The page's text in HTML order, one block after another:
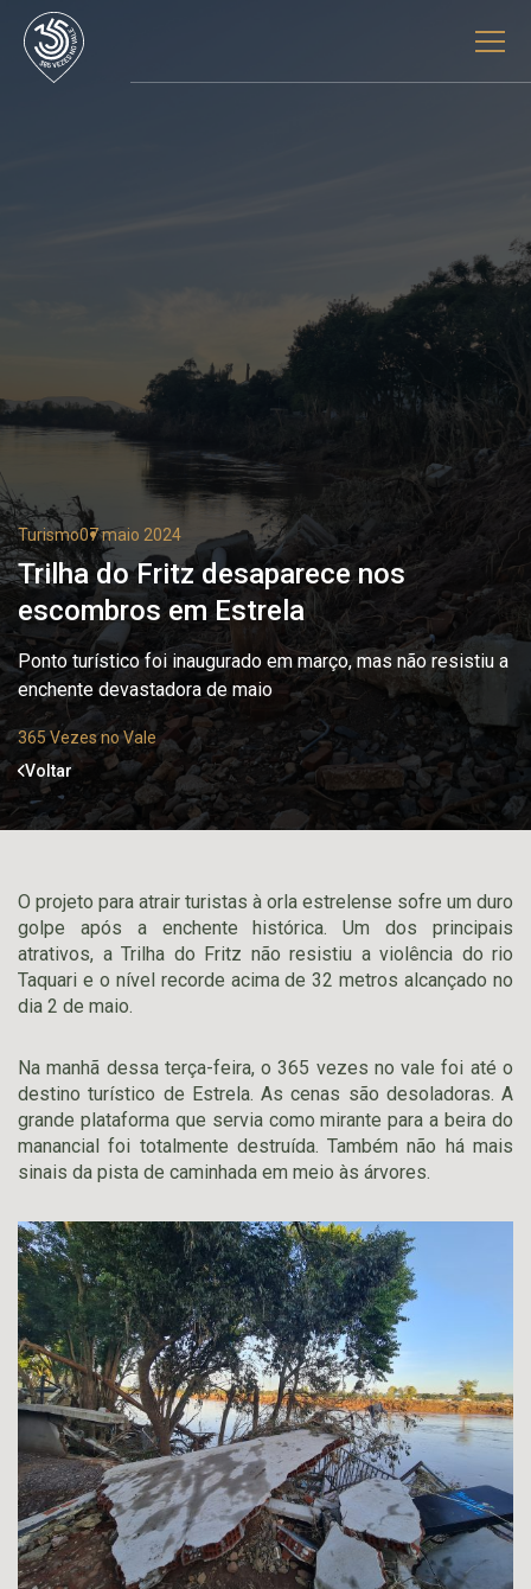
Turismo07 maio 2024
Trilha do Fritz desaparece nos
escombros em Estrela
Ponto turístico foi inaugurado em março, mas não resistiu a
enchente devastadora de maio
365 Vezes no Vale
Voltar
O projeto para atrair turistas à orla estrelense sofre um duro
golpe após a enchente histórica. Um dos principais
atrativos, a Trilha do Fritz não resistiu a violência do rio
Taquari e o nível recorde acima de 32 metros alcançado no
dia 2 de maio.
Na manhã dessa terça-feira, o 365 vezes no vale foi até o
destino turístico de Estrela. As cenas são desoladoras. A
grande plataforma que servia como mirante para a beira do
manancial foi totalmente destruída. Também não há mais
sinais da pista de caminhada em meio às árvores.